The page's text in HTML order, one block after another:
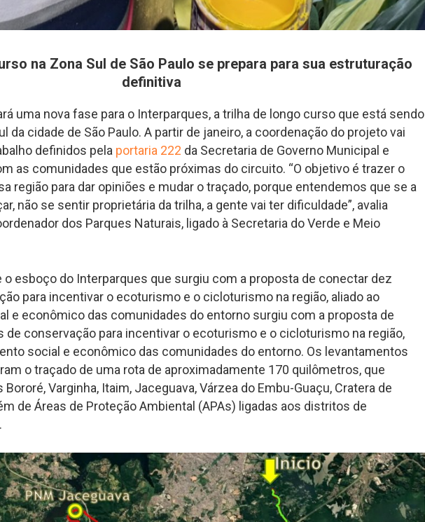
na Zona Sul de São Paulo se prepara para sua estruturação
definitiva
uma nova fase para o Interparques, a trilha de longo curso que está sendo
da cidade de São Paulo. A partir de janeiro, a coordenação do projeto vai
definidos pela portaria 222 da Secretaria de Governo Municipal e
as comunidades que estão próximas do circuito. “O objetivo é trazer o
região para dar opiniões e mudar o traçado, porque entendemos que se a
não se sentir proprietária da trilha, a gente vai ter dificuldade”, avalia
dos Parques Naturais, ligado à Secretaria do Verde e Meio
esboço do Interparques que surgiu com a proposta de conectar dez
para incentivar o ecoturismo e o cicloturismo na região, aliado ao
e econômico das comunidades do entorno surgiu com a proposta de
de conservação para incentivar o ecoturismo e o cicloturismo na região,
social e econômico das comunidades do entorno. Os levantamentos
o traçado de uma rota de aproximadamente 170 quilômetros, que
Varginha, Itaim, Jaceguava, Várzea do Embu-Guaçu, Cratera de
de Áreas de Proteção Ambiental (APAs) ligadas aos distritos de